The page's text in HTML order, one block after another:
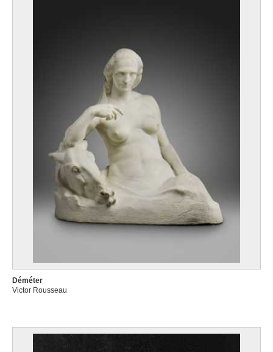
Déméter
Victor Rousseau